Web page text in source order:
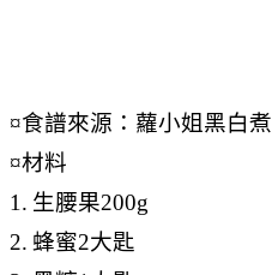
¤食譜來源：蘿小姐黑白煮
¤材料
1. 生腰果200g
2. 蜂蜜2大匙